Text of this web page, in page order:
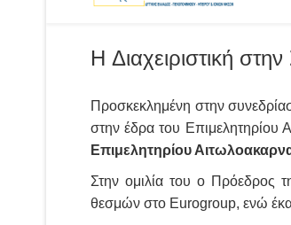
Η Διαχειριστική
Προσκεκλημένη στην
στην έδρα του Επιμελητηρίου
Επιμελητηρίου
Στην ομιλία του ο Πρόεδρος
θεσμών στο Eurogroup, ενώ